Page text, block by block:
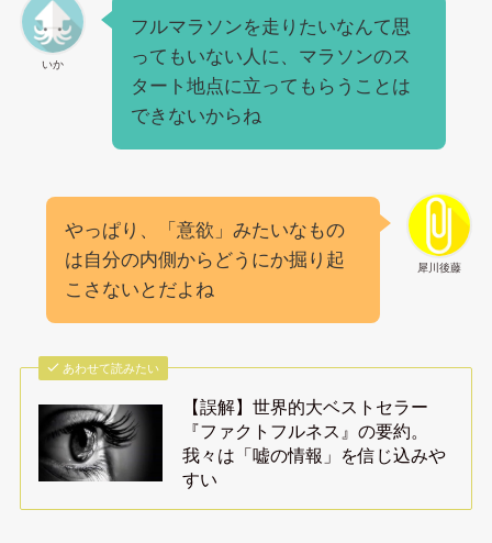
いか
フルマラソンを走りたいなんて思
ってもいない人に、マラソンのス
タート地点に立ってもらうことは
できないからね
犀川後藤
やっぱり、「意欲」みたいなもの
は自分の内側からどうにか掘り起
こさないとだよね
あわせて読みたい
【誤解】世界的大ベストセラー
『ファクトフルネス』の要約。
我々は「嘘の情報」を信じ込みや
すい